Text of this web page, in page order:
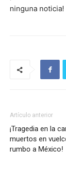
ninguna noticia!
Artículo anterior
¡Tragedia en la
muertos en
rumbo a México!